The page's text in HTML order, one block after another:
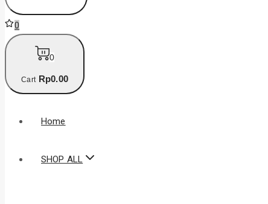
0
0
Cart Rp0.00
Home
SHOP ALL